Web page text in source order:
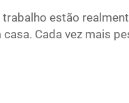
estão
Cada vez mais
silencioso
cães latindo alto ou o